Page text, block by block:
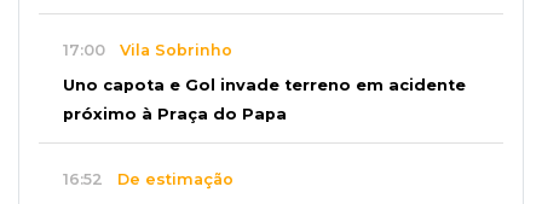
17:00 Vila Sobrinho
Uno capota e Gol invade terreno em acidente
próximo à Praça do Papa
16:52 De estimação